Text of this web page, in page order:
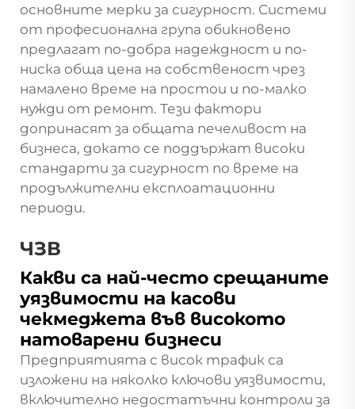
основните мерки за сигурност. Системи
от професионална група обикновено
предлагат по-добра надеждност и по-
ниска обща цена на собственост чрез
намалено време на простои и по-малко
нужди от ремонт. Тези фактори
допринасят за общата печеливост на
бизнеса, докато се поддържат високи
стандарти за сигурност по време на
продължителни експлоатационни
периоди.
ЧЗВ
Какви са най-често срещаните
уязвимости на касови
чекмеджета във високото
натоварени бизнеси
Предприятията с висок трафик са
изложени на няколко ключови уязвимости,
включително недостатъчни контроли за